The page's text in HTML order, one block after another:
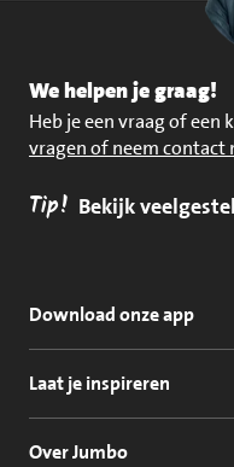
We helpen je graag!
Heb je een vraag of een
vragen of neem contact
Tip! Bekijk
Download onze app
Laat je inspireren
Over Jumbo